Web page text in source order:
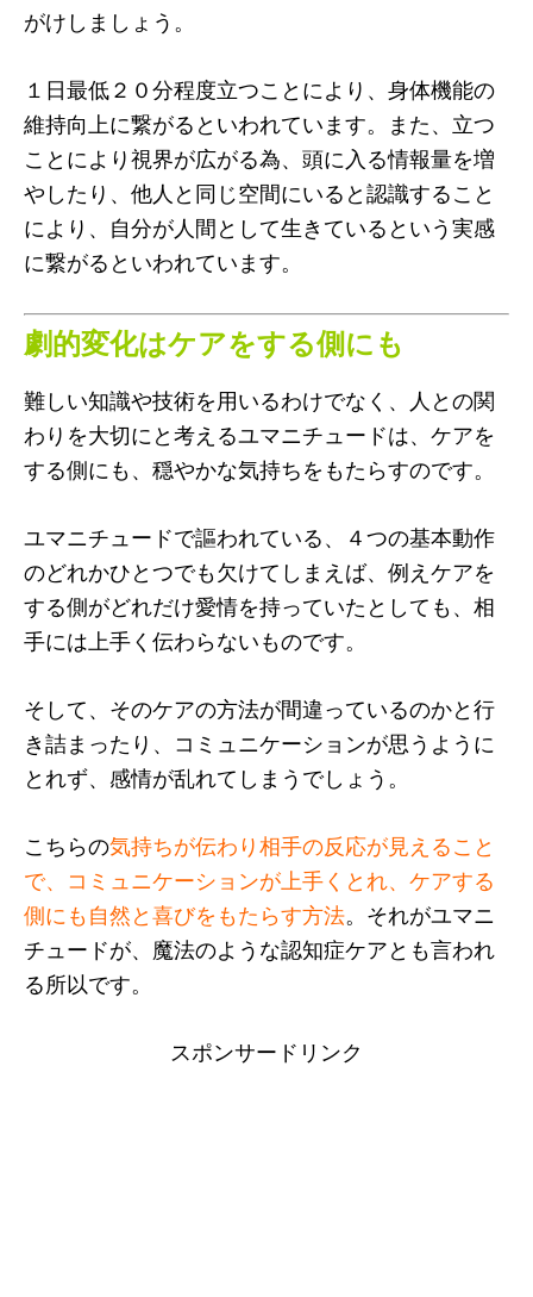
がけしましょう。
１日最低２０分程度立つことにより、身体機能の
維持向上に繋がるといわれています。また、立つ
ことにより視界が広がる為、頭に入る情報量を増
やしたり、他人と同じ空間にいると認識すること
により、自分が人間として生きているという実感
に繋がるといわれています。
劇的変化はケアをする側にも
難しい知識や技術を用いるわけでなく、人との関
わりを大切にと考えるユマニチュードは、ケアを
する側にも、穏やかな気持ちをもたらすのです。
ユマニチュードで謳われている、４つの基本動作
のどれかひとつでも欠けてしまえば、例えケアを
する側がどれだけ愛情を持っていたとしても、相
手には上手く伝わらないものです。
そして、そのケアの方法が間違っているのかと行
き詰まったり、コミュニケーションが思うように
とれず、感情が乱れてしまうでしょう。
こちらの気持ちが伝わり相手の反応が見えること
で、コミュニケーションが上手くとれ、ケアする
側にも自然と喜びをもたらす方法。それがユマニ
チュードが、魔法のような認知症ケアとも言われ
る所以です。
スポンサードリンク